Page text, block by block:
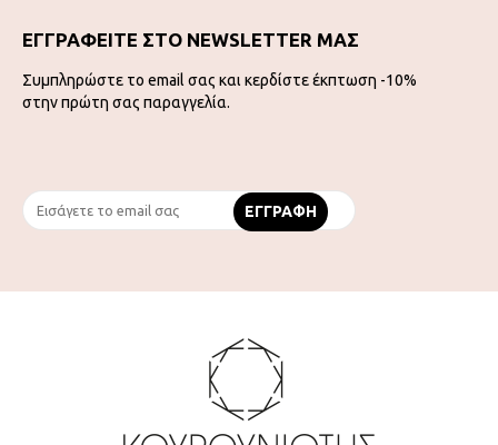
ΕΓΓΡΑΦΕΙΤΕ ΣΤΟ NEWSLETTER ΜΑΣ
Συμπληρώστε το email σας και κερδίστε έκπτωση -10%
στην πρώτη σας παραγγελία.